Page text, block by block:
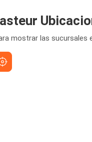
mostrar las sucursales